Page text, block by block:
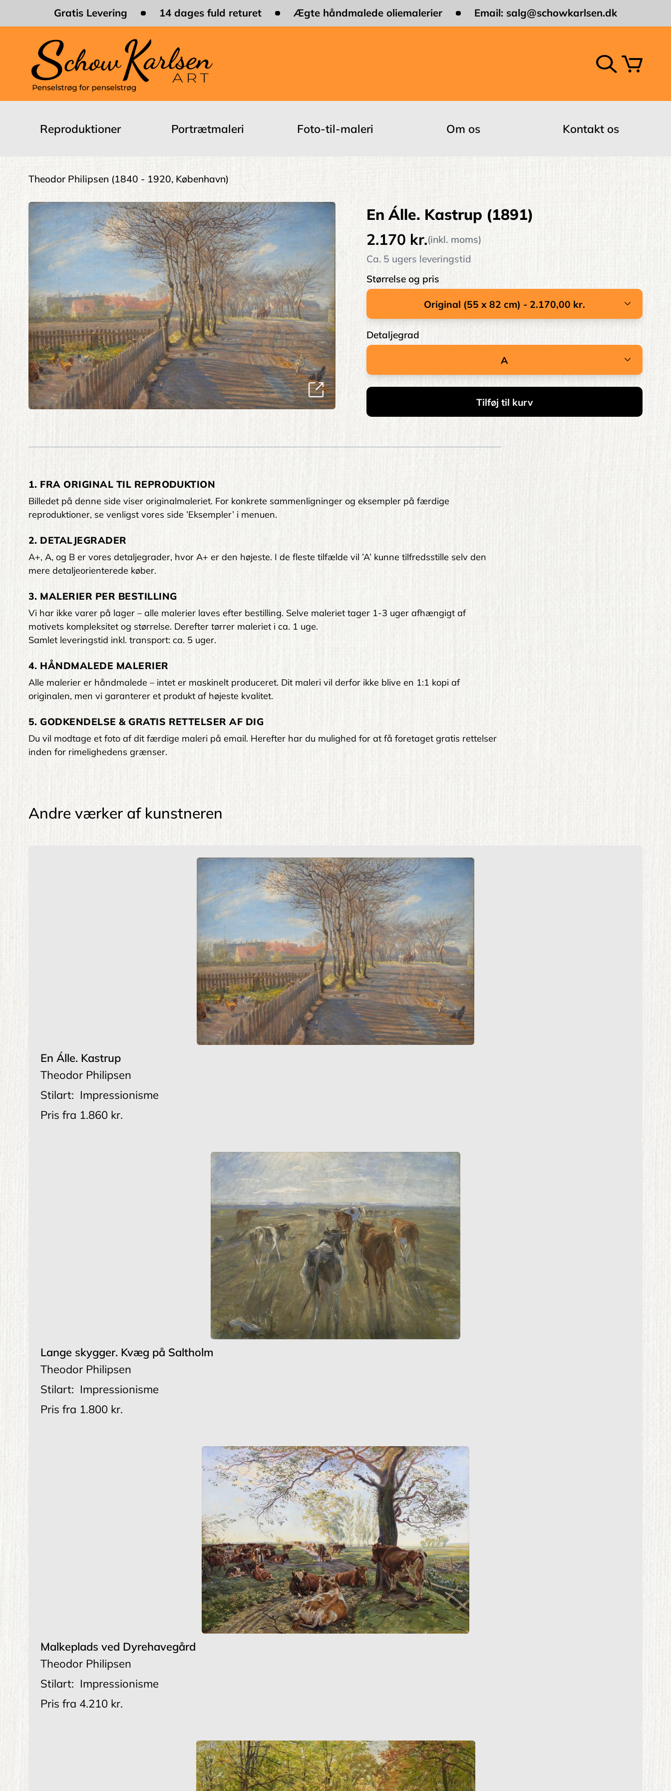
Gratis Levering 14 dages fuld returet Ægte håndmalede oliemalerier Email: salg@schowkarlsen.dk
Reproduktioner Portrætmaleri Foto-til-maleri Om os Kontakt os
Brødkrumme
Theodor Philipsen (1840 - 1920, København)
En Álle. Kastrup (1891)
2.170 kr.(inkl. moms)
Ca. 5 ugers leveringstid
Størrelse og pris
Detaljegrad
1. FRA ORIGINAL TIL REPRODUKTION
Billedet på denne side viser originalmaleriet. For konkrete sammenligninger og eksempler på færdige
reproduktioner, se venligst vores side ’Eksempler’ i menuen.
2. DETALJEGRADER
A+, A, og B er vores detaljegrader, hvor A+ er den højeste. I de fleste tilfælde vil ’A’ kunne tilfredsstille selv den
mere detaljeorienterede køber.
3. MALERIER PER BESTILLING
Vi har ikke varer på lager – alle malerier laves efter bestilling. Selve maleriet tager 1-3 uger afhængigt af
motivets kompleksitet og størrelse. Derefter tørrer maleriet i ca. 1 uge.
Samlet leveringstid inkl. transport: ca. 5 uger.
4. HÅNDMALEDE MALERIER
Alle malerier er håndmalede – intet er maskinelt produceret. Dit maleri vil derfor ikke blive en 1:1 kopi af
originalen, men vi garanterer et produkt af højeste kvalitet.
5. GODKENDELSE & GRATIS RETTELSER AF DIG
Du vil modtage et foto af dit færdige maleri på email. Herefter har du mulighed for at få foretaget gratis rettelser
inden for rimelighedens grænser.
Andre værker af kunstneren
En Álle. Kastrup
Theodor Philipsen
Stilart: Impressionisme
Pris fra 1.860 kr.
Lange skygger. Kvæg på Saltholm
Theodor Philipsen
Stilart: Impressionisme
Pris fra 1.800 kr.
Malkeplads ved Dyrehavegård
Theodor Philipsen
Stilart: Impressionisme
Pris fra 4.210 kr.